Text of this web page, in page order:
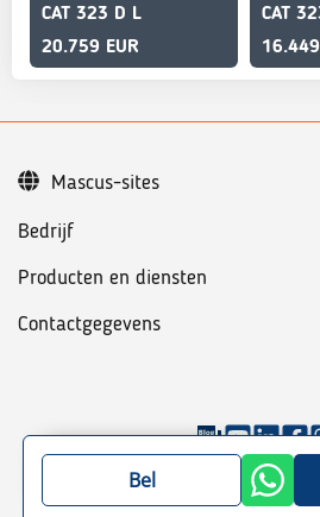
CAT 323 D L
20.759 EUR
CAT
16.449
Bedrijf
Producten en diensten
Contactgegevens
Mascus Algemene
Site map
Mascus-sites
Bel